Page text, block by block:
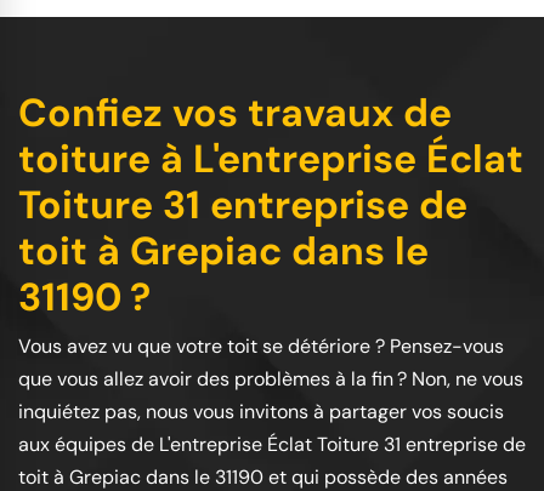
Confiez vos travaux de
toiture à L'entreprise Éclat
Toiture 31 entreprise de
toit à Grepiac dans le
31190 ?
Vous avez vu que votre toit se détériore ? Pensez-vous
que vous allez avoir des problèmes à la fin ? Non, ne vous
inquiétez pas, nous vous invitons à partager vos soucis
aux équipes de L'entreprise Éclat Toiture 31 entreprise de
toit à Grepiac dans le 31190 et qui possède des années